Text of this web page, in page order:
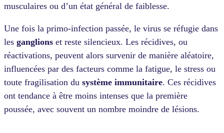
musculaires ou d’un état général de faiblesse.
Une fois la primo-infection passée, le virus se réfugie dans
les ganglions et reste silencieux. Les récidives, ou
réactivations, peuvent alors survenir de manière aléatoire,
influencées par des facteurs comme la fatigue, le stress ou
toute fragilisation du système immunitaire. Ces récidives
ont tendance à être moins intenses que la première
poussée, avec souvent un nombre moindre de lésions.